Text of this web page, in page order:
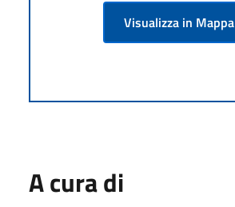
Visualizza in Mappa
A cura di